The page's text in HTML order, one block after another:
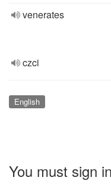
venerates
czci
English
You must sign